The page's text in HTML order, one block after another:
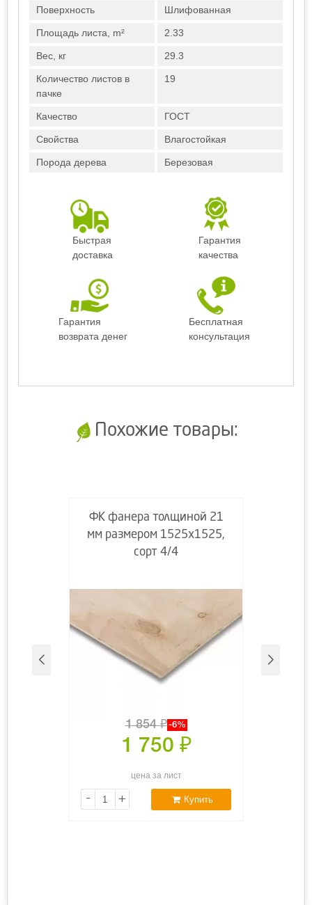
Поверхность Шлифованная
Площадь листа, m² 2.33
Вес, кг 29.3
Количество листов в
пачке
19
Качество ГОСТ
Свойства Влагостойкая
Порода дерева Березовая
Быстрая
доставка
Гарантия
качества
Гарантия
возврата денег
Бесплатная
консультация
Похожие товары:
ФК фанера толщиной 21
мм размером 1525х1525,
сорт 4/4
1 854₽ -6%
1 750 ₽
цена за лист
- + Купить